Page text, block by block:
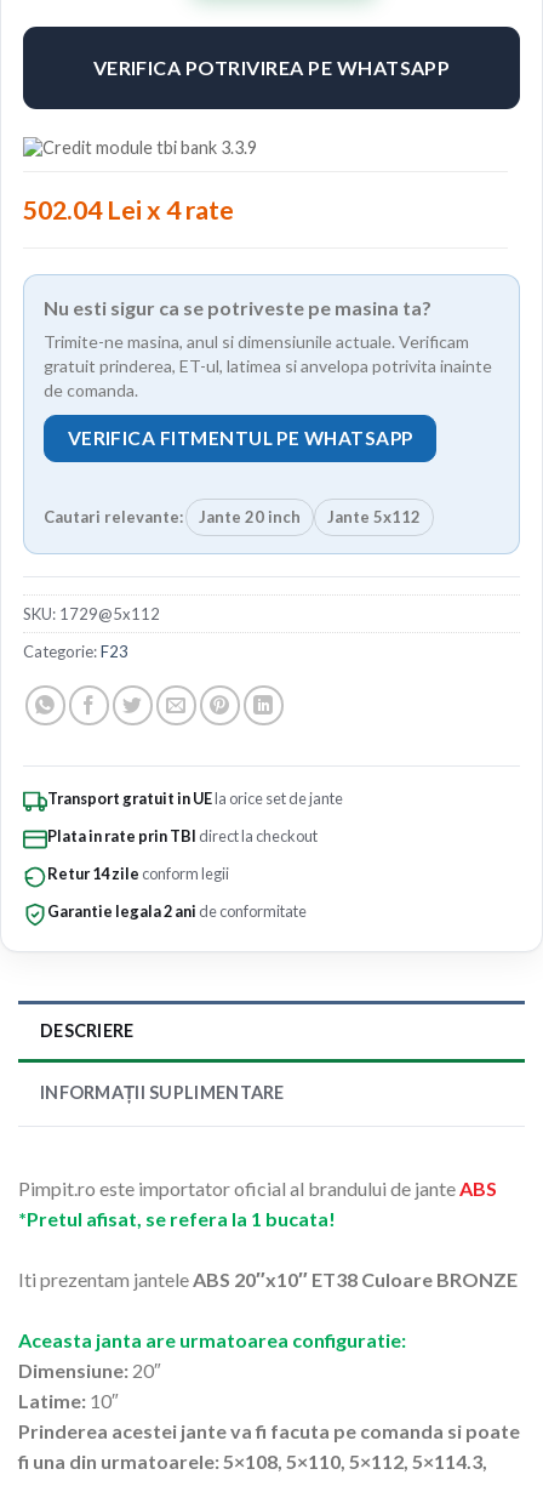
VERIFICA POTRIVIREA PE WHATSAPP
502.04 Lei x 4 rate
Nu esti sigur ca se potriveste pe masina ta?
Trimite-ne masina, anul si dimensiunile actuale. Verificam
gratuit prinderea, ET-ul, latimea si anvelopa potrivita inainte
de comanda.
VERIFICA FITMENTUL PE WHATSAPP
Cautari relevante: Jante 20 inch Jante 5x112
SKU: 1729@5x112
Categorie:F23
Transport gratuit in UEla orice set de jante
Plata in rate prin TBI direct la checkout
Retur 14 zile conform legii
Garantie legala 2 ani de conformitate
DESCRIERE
INFORMAȚII SUPLIMENTARE
Pimpit.ro este importator oficial al brandului de janteABS
*Pretul afisat, se refera la 1 bucata!
Iti prezentam janteleABS 20″x10″ ET38 Culoare BRONZE
Aceasta janta are urmatoarea configuratie:
Dimensiune: 20″
Latime: 10″
Prinderea acestei jante va fi facuta pe comanda si poate
fi una din urmatoarele: 5×108, 5×110, 5×112, 5×114.3,